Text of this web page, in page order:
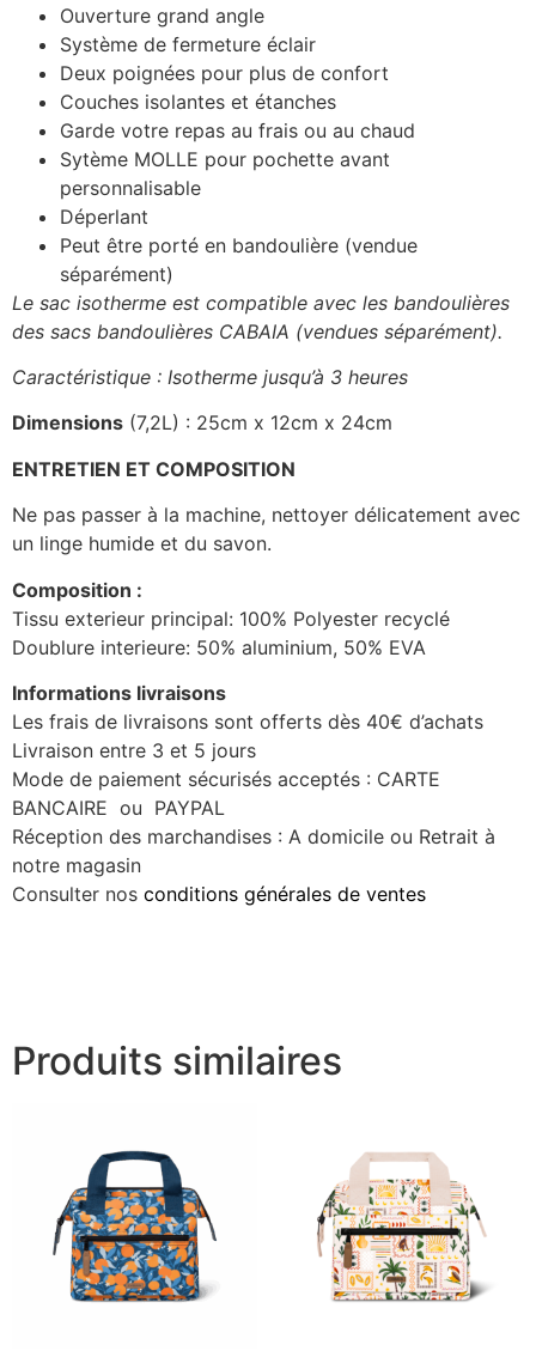
Ouverture grand angle
Système de fermeture éclair
Deux poignées pour plus de confort
Couches isolantes et étanches
Garde votre repas au frais ou au chaud
Sytème MOLLE pour pochette avant
personnalisable
Déperlant
Peut être porté en bandoulière (vendue
séparément)
Le sac isotherme est compatible avec les bandoulières
des sacs bandoulières CABAIA (vendues séparément).
Caractéristique : Isotherme jusqu’à 3 heures
Dimensions (7,2L) : 25cm x 12cm x 24cm
ENTRETIEN ET COMPOSITION
Ne pas passer à la machine, nettoyer délicatement avec
un linge humide et du savon.
Composition :
Tissu exterieur principal: 100% Polyester recyclé
Doublure interieure: 50% aluminium, 50% EVA
Informations livraisons
Les frais de livraisons sont offerts dès 40€ d’achats
Livraison entre 3 et 5 jours
Mode de paiement sécurisés acceptés : CARTE
BANCAIRE ou PAYPAL
Réception des marchandises : A domicile ou Retrait à
notre magasin
Consulter nos conditions générales de ventes
Produits similaires